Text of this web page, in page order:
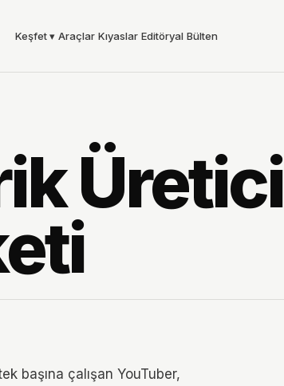
Keşfet ▾ Araçlar Kıyaslar Editöryal Bülten
Üretici
başına çalışan YouTuber,